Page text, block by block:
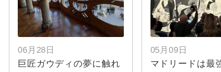
06月28日
巨匠ガウディの夢に触れ
05月09日
マドリードは最